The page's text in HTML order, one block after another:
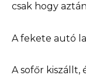
csak hogy
A fekete autó
A sofőr